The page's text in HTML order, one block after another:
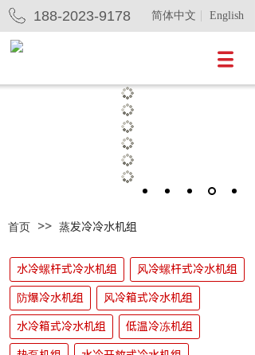
首页 >> 蒸发冷冷水机组
水冷螺杆式冷水机组 风冷螺杆式冷水机组
防爆冷水机组 风冷箱式冷水机组
水冷箱式冷水机组 低温冷冻机组
188-2023-9178 简体中文 English